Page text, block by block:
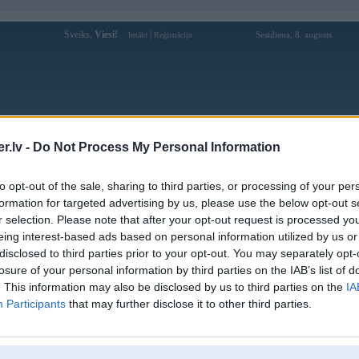
- Do Not Process My Personal Information
opt-out of the sale, sharing to third parties, or processing of your
for targeted advertising by us, please use the below opt-out
selection. Please note that after your opt-out request is processed
interest-based ads based on personal information utilized by us
to third parties prior to your opt-out. You may separately
of your personal information by third parties on the IAB’s list of
This information may also be disclosed by us to third parties on the
Participants that may further disclose it to other third parties.
Sveiks, Viesi! Ienākt Reģistrācija Sestdiena, 8. augusts
Forums Galerijas Reģistrācija Lietotāji
Lietotāja mtree profils
Pēdējo reizi manīts: 31. May 2024, 10:25
Lietotājvārds:
mtree
Ziņojumi forumā:
1
[Pēdējie ziņojumi forumā]